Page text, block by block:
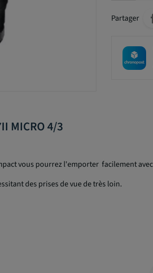
Partager
MICRO 4/3
vous pourrez l'emporter facilement
des prises de vue de très loin.